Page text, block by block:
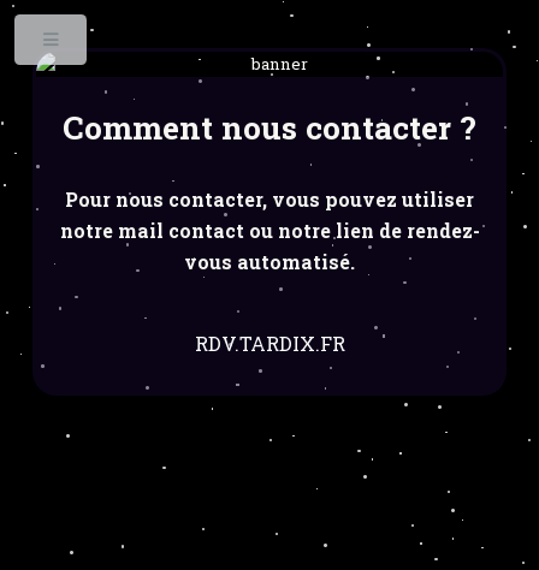
Comment nous contacter ?
Pour nous contacter, vous pouvez utiliser
notre mail contact ou notre lien de rendez-
vous automatisé.
RDV.TARDIX.FR